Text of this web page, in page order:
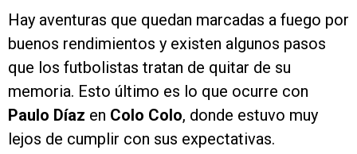
Hay aventuras que quedan marcadas a fuego por
buenos rendimientos y existen algunos pasos
que los futbolistas tratan de quitar de su
memoria. Esto último es lo que ocurre con
Paulo Díaz en Colo Colo, donde estuvo muy
lejos de cumplir con sus expectativas.